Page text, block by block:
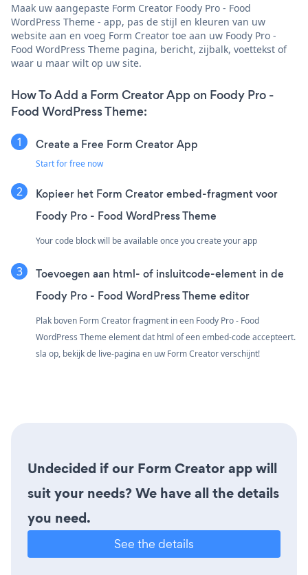
Maak uw aangepaste Form Creator Foody Pro - Food
WordPress Theme - app, pas de stijl en kleuren van uw
website aan en voeg Form Creator toe aan uw Foody Pro -
Food WordPress Theme pagina, bericht, zijbalk, voettekst of
waar u maar wilt op uw site.
How To Add a Form Creator App on Foody Pro -
Food WordPress Theme:
Create a Free Form Creator App
Start for free now
Kopieer het Form Creator embed-fragment voor
Foody Pro - Food WordPress Theme
Your code block will be available once you create your app
Toevoegen aan html- of insluitcode-element in de
Foody Pro - Food WordPress Theme editor
Plak boven Form Creator fragment in een Foody Pro - Food
WordPress Theme element dat html of een embed-code accepteert.
sla op, bekijk de live-pagina en uw Form Creator verschijnt!
Undecided if our Form Creator app will
suit your needs? We have all the details
you need.
See the details